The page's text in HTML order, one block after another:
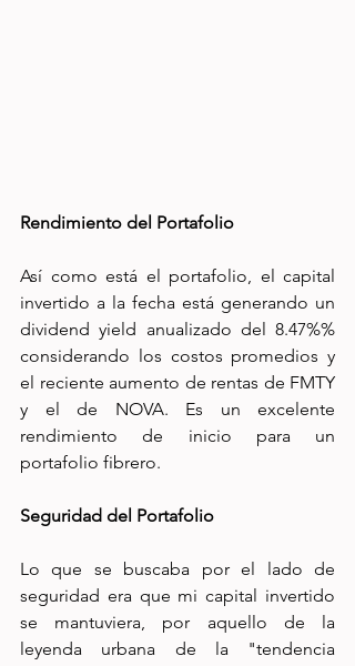
Rendimiento del Portafolio
Así como está el portafolio, el capital
invertido a la fecha está generando un
dividend yield anualizado del 8.47%%
considerando los costos promedios y
el reciente aumento de rentas de FMTY
y el de NOVA. Es un excelente
rendimiento de inicio para un
portafolio fibrero.
Seguridad del Portafolio
Lo que se buscaba por el lado de
seguridad era que mi capital invertido
se mantuviera, por aquello de la
leyenda urbana de la "tendencia